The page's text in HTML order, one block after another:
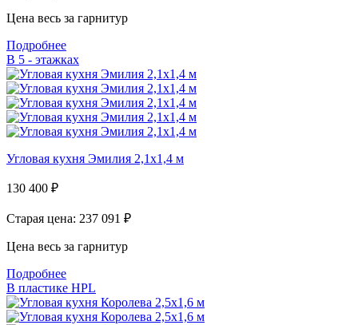
Цена весь за гарнитур
Подробнее
В 5 - этажках
Угловая кухня Эмилия 2,1х1,4 м
130 400 ₽
Старая цена: 237 091 ₽
Цена весь за гарнитур
Подробнее
В пластике HPL